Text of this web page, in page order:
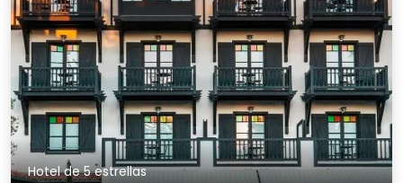
Hotel de 5 estrellas